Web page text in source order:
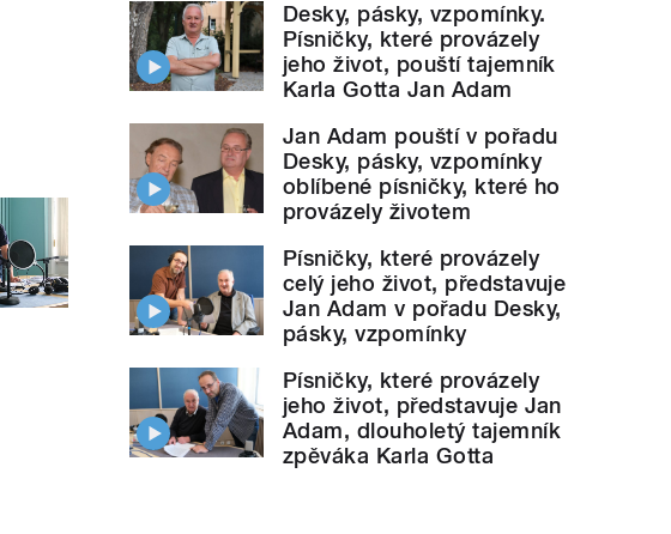
Desky, pásky, vzpomínky.
Písničky, které provázely
jeho život, pouští tajemník
Karla Gotta Jan Adam
Jan Adam pouští v pořadu
Desky, pásky, vzpomínky
oblíbené písničky, které ho
provázely životem
Písničky, které provázely
celý jeho život, představuje
Jan Adam v pořadu Desky,
pásky, vzpomínky
Písničky, které provázely
jeho život, představuje Jan
Adam, dlouholetý tajemník
zpěváka Karla Gotta